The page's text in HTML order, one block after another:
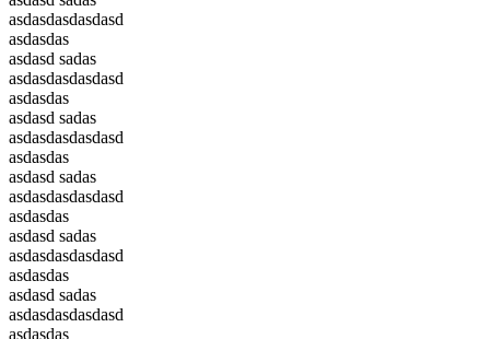
asdasdasdasdasd
asdasdas
asdasd sadas
asdasdasdasdasd
asdasdas
asdasd sadas
asdasdasdasdasd
asdasdas
asdasd sadas
asdasdasdasdasd
asdasdas
asdasd sadas
asdasdasdasdasd
asdasdas
asdasd sadas
asdasdasdasdasd
asdasdas